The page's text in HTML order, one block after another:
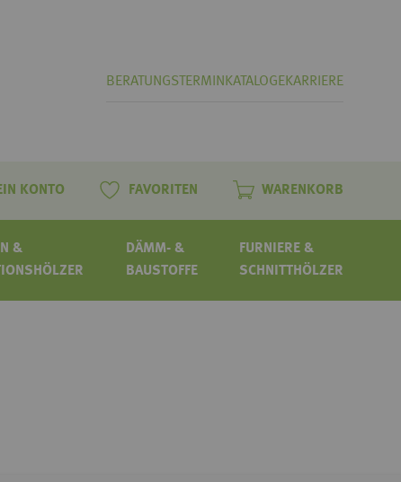
BERATUNGSTERMIN KATALOGEKARRIERE
KONTO FAVORITEN WARENKORB
&
DÄMM- &
BAUSTOFFE
FURNIERE &
SCHNITTHÖLZER